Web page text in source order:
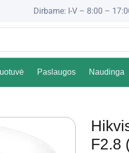
Dirbame: I-V – 8:00 –
Paslaugos Naudinga
F2.8